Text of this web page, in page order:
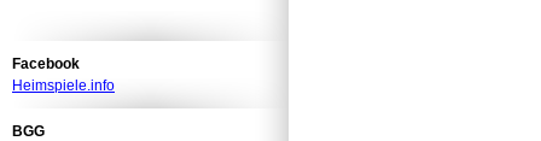
Facebook
Heimspiele.info
BGG